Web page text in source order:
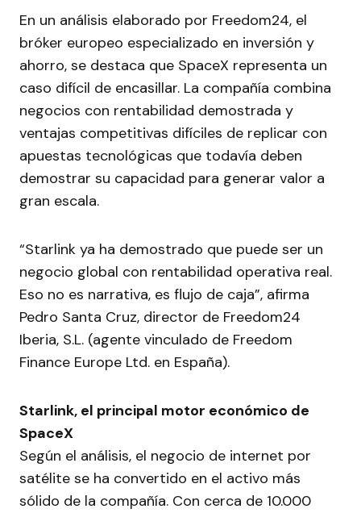
En un análisis elaborado por Freedom24, el
bróker europeo especializado en inversión y
ahorro, se destaca que SpaceX representa un
caso difícil de encasillar. La compañía combina
negocios con rentabilidad demostrada y
ventajas competitivas difíciles de replicar con
apuestas tecnológicas que todavía deben
demostrar su capacidad para generar valor a
gran escala.
“Starlink ya ha demostrado que puede ser un
negocio global con rentabilidad operativa real.
Eso no es narrativa, es flujo de caja”, afirma
Pedro Santa Cruz, director de Freedom24
Iberia, S.L. (agente vinculado de Freedom
Finance Europe Ltd. en España).
Starlink, el principal motor económico de
SpaceX
Según el análisis, el negocio de internet por
satélite se ha convertido en el activo más
sólido de la compañía. Con cerca de 10.000